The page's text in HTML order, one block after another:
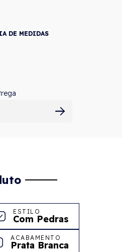
DE MEDIDAS
ESTILO
Com Pedras
ACABAMENTO
Prata Branca